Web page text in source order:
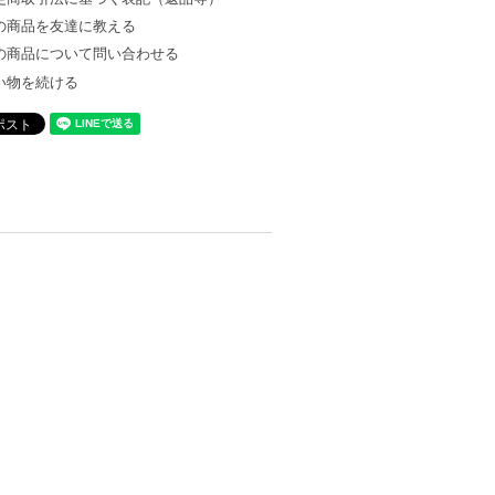
商品を友達に教える
商品について問い合わせる
物を続ける